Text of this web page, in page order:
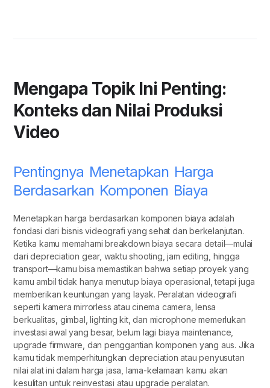
Mengapa Topik Ini Penting:
Konteks dan Nilai Produksi
Video
Pentingnya Menetapkan Harga
Berdasarkan Komponen Biaya
Menetapkan harga berdasarkan komponen biaya adalah
fondasi dari bisnis videografi yang sehat dan berkelanjutan.
Ketika kamu memahami breakdown biaya secara detail—mulai
dari depreciation gear, waktu shooting, jam editing, hingga
transport—kamu bisa memastikan bahwa setiap proyek yang
kamu ambil tidak hanya menutup biaya operasional, tetapi juga
memberikan keuntungan yang layak. Peralatan videografi
seperti kamera mirrorless atau cinema camera, lensa
berkualitas, gimbal, lighting kit, dan microphone memerlukan
investasi awal yang besar, belum lagi biaya maintenance,
upgrade firmware, dan penggantian komponen yang aus. Jika
kamu tidak memperhitungkan depreciation atau penyusutan
nilai alat ini dalam harga jasa, lama-kelamaan kamu akan
kesulitan untuk reinvestasi atau upgrade peralatan.